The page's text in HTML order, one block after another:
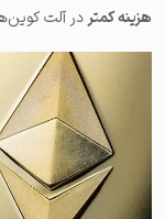
هزینه کمتردر آلت